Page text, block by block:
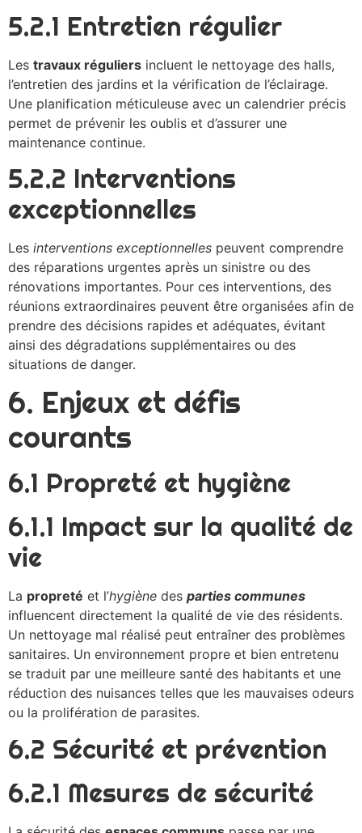
5.2.1 Entretien régulier
Les travaux réguliers incluent le nettoyage des halls,
l’entretien des jardins et la vérification de l’éclairage.
Une planification méticuleuse avec un calendrier précis
permet de prévenir les oublis et d’assurer une
maintenance continue.
5.2.2 Interventions
exceptionnelles
Les interventions exceptionnelles peuvent comprendre
des réparations urgentes après un sinistre ou des
rénovations importantes. Pour ces interventions, des
réunions extraordinaires peuvent être organisées afin de
prendre des décisions rapides et adéquates, évitant
ainsi des dégradations supplémentaires ou des
situations de danger.
6. Enjeux et défis
courants
6.1 Propreté et hygiène
6.1.1 Impact sur la qualité de
vie
La propreté et l’hygiène des parties communes
influencent directement la qualité de vie des résidents.
Un nettoyage mal réalisé peut entraîner des problèmes
sanitaires. Un environnement propre et bien entretenu
se traduit par une meilleure santé des habitants et une
réduction des nuisances telles que les mauvaises odeurs
ou la prolifération de parasites.
6.2 Sécurité et prévention
6.2.1 Mesures de sécurité